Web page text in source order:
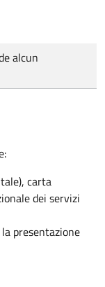
alcun
carta
dei servizi
presentazione